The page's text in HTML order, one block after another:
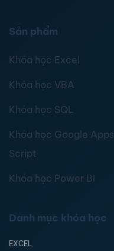
Sản phẩm
Khóa học Excel
Khóa học VBA
Khóa học SQL
Khóa học Google Apps
Script
Khóa học Power BI
Danh mục khóa học
EXCEL